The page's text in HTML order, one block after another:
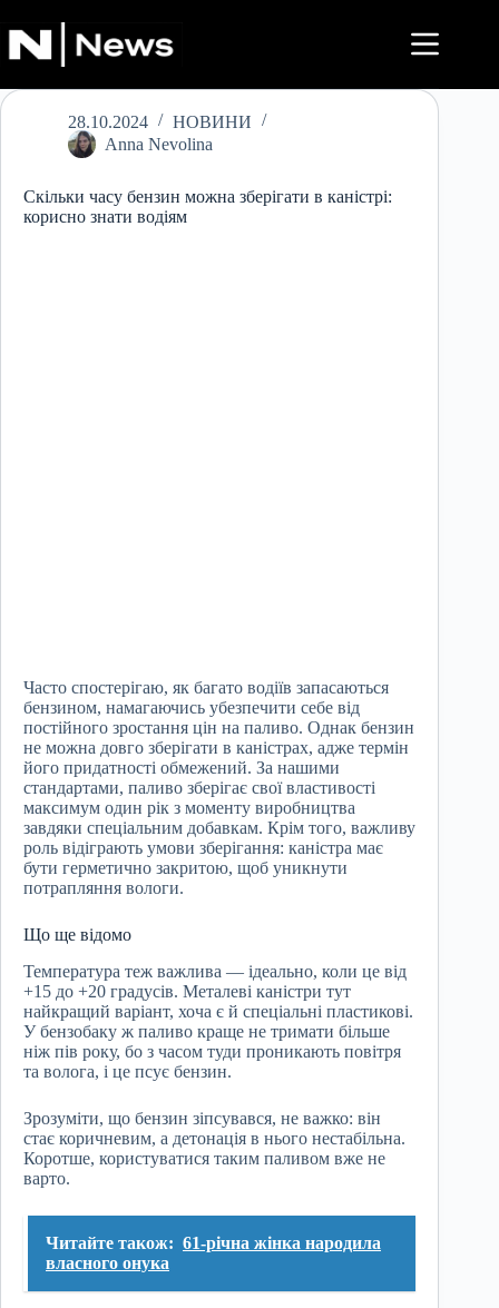
до
вмісту
28.10.2024
НОВИНИ
Anna Nevolina
Скільки часу бензин можна зберігати в каністрі:
корисно знати водіям
Часто спостерігаю, як багато водіїв запасаються
бензином, намагаючись убезпечити себе від
постійного зростання цін на паливо. Однак бензин
не можна довго зберігати в каністрах, адже термін
його придатності обмежений. За нашими
стандартами, паливо зберігає свої властивості
максимум один рік з моменту виробництва
завдяки спеціальним добавкам. Крім того, важливу
роль відіграють умови зберігання: каністра має
бути герметично закритою, щоб уникнути
потрапляння вологи.
Що ще відомо
Температура теж важлива — ідеально, коли це від
+15 до +20 градусів. Металеві каністри тут
найкращий варіант, хоча є й спеціальні пластикові.
У бензобаку ж паливо краще не тримати більше
ніж пів року, бо з часом туди проникають повітря
та волога, і це псує бензин.
Зрозуміти, що бензин зіпсувався, не важко: він
стає коричневим, а детонація в нього нестабільна.
Коротше, користуватися таким паливом вже не
варто.
Читайте також: 61-річна жінка народила
власного онука